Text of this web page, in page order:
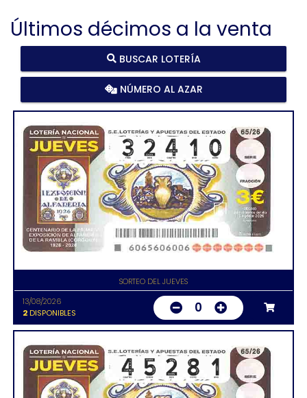
Últimos décimos a la venta
BUSCAR LOTERÍA
NÚMERO AL AZAR
SORTEO DEL JUEVES
13/08/2026
2DISPONIBLES 0